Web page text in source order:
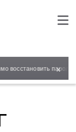
пароль
×